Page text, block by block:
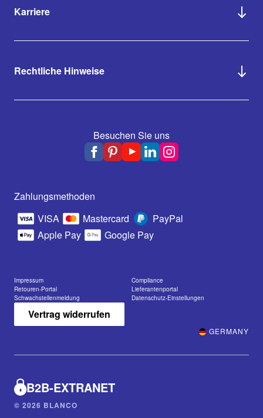
Karriere
Rechtliche Hinweise
Besuchen Sie uns
Zahlungsmethoden
VISA
Mastercard
PayPal
Apple Pay
Google Pay
Impressum
Compliance
Retouren-Portal
Lieferantenportal
Schwachstellenmeldung
Datenschutz-Einstellungen
Vertrag widerrufen
GERMANY
B2B-EXTRANET
© 2026 BLANCO